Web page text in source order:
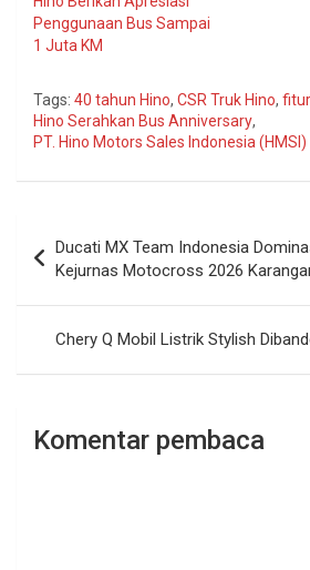
Penggunaan Bus Sampai
1 Juta KM
Tags: 40 tahun Hino, CSR Truk Hino,
Hino Serahkan Bus Anniversary,
PT. Hino Motors Sales Indonesia (HMSI)
pos
Ducati MX Team Indonesia
Kejurnas Motocross 2026
Chery Q Mobil Listrik Stylish
Komentar pembaca